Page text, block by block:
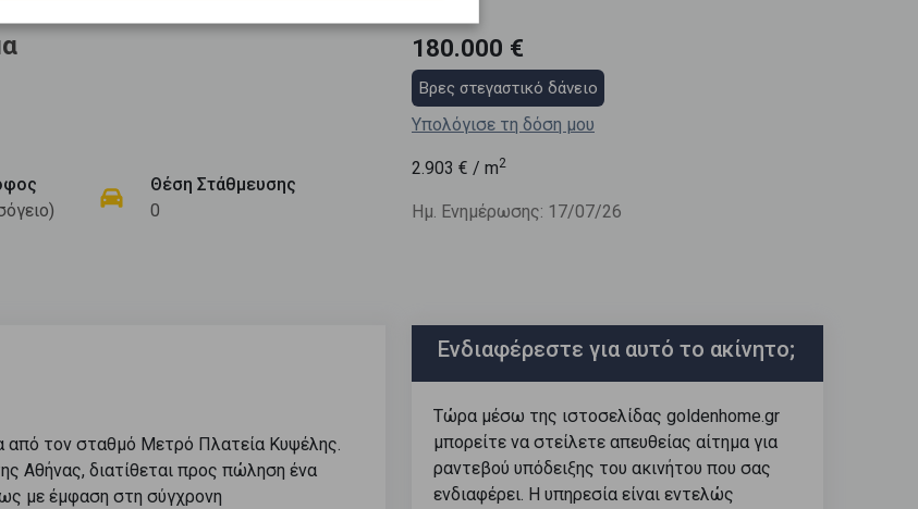
Θέση Στάθμευσης
0
180.000 €
Βρες στεγαστικό δάνειο
Υπολόγισε τη δόση μου
2.903 € / m2
Ημ. Ενημέρωσης: 17/07/26
από τον σταθμό Μετρό Πλατεία Κυψέλης.
Αθήνας, διατίθεται προς πώληση ένα
με έμφαση στη σύγχρονη
Ενδιαφέρεστε για αυτό το ακίνητο;
Τώρα μέσω της ιστοσελίδας goldenhome.gr
μπορείτε να στείλετε απευθείας αίτημα για
ραντεβού υπόδειξης του ακινήτου που σας
ενδιαφέρει. Η υπηρεσία είναι εντελώς